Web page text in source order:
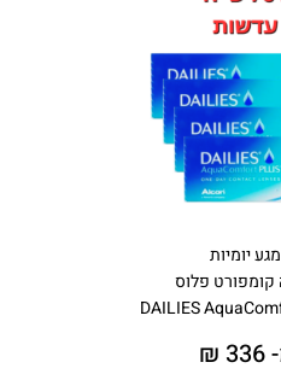
יומיות
קומפורט פלוס
DAILIES